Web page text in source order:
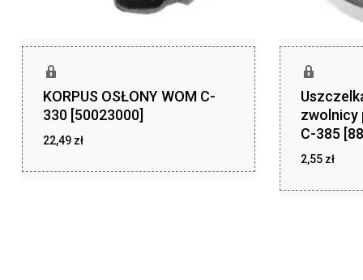
KORPUS OSŁONY WOM C-
330 [50023000]
22,49 zł
zwolnicy
C-385
2,55 zł